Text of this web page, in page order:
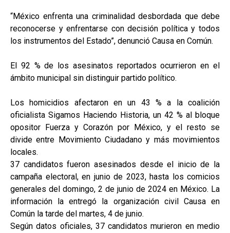
“México enfrenta una criminalidad desbordada que debe
reconocerse y enfrentarse con decisión política y todos
los instrumentos del Estado”, denunció Causa en Común.
El 92 % de los asesinatos reportados ocurrieron en el
ámbito municipal sin distinguir partido político.
Los homicidios afectaron en un 43 % a la coalición
oficialista Sigamos Haciendo Historia, un 42 % al bloque
opositor Fuerza y Corazón por México, y el resto se
divide entre Movimiento Ciudadano y más movimientos
locales.
37 candidatos fueron asesinados desde el inicio de la
campaña electoral, en junio de 2023, hasta los comicios
generales del domingo, 2 de junio de 2024 en México. La
información la entregó la organización civil Causa en
Común la tarde del martes, 4 de junio.
Según datos oficiales, 37 candidatos murieron en medio